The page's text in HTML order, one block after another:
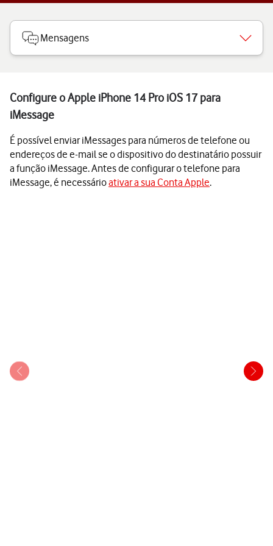
Mensagens
Configure o Apple iPhone 14 Pro iOS 17 para
iMessage
É possível enviar iMessages para números de telefone ou
endereços de e-mail se o dispositivo do destinatário possuir
a função iMessage. Antes de configurar o telefone para
iMessage, é necessárioativar a sua Conta Apple.